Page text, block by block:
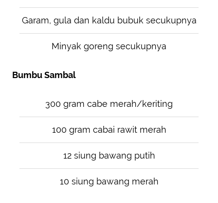
Garam, gula dan kaldu bubuk secukupnya
Minyak goreng secukupnya
Bumbu Sambal
300 gram cabe merah/keriting
100 gram cabai rawit merah
12 siung bawang putih
10 siung bawang merah